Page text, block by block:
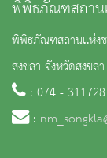
พิพิธภัณฑสถาน
พิพิธภัณฑสถานแห่งช
สงขลา จังหวัดสงขล
: 074 - 311728
: